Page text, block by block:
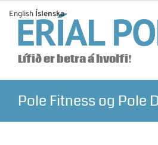
content
Lífið er betra á hvolfi!
Pole Fitness og Pole
English Íslenska